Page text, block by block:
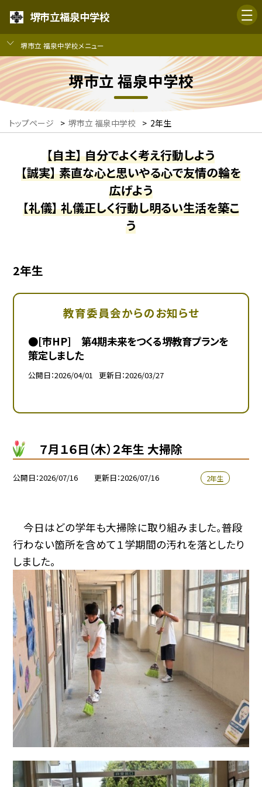
堺市立福泉中学校
堺市立 福泉中学校メニュー
堺市立 福泉中学校
トップページ > 堺市立 福泉中学校 > 2年生
【自主】 自分でよく考え行動しよう
【誠実】 素直な心と思いやる心で友情の輪を
広げよう
【礼儀】 礼儀正しく行動し明るい生活を築こ
う
2年生
教育委員会からのお知らせ
●[市HP] 第4期未来をつくる堺教育プランを
策定しました
公開日 2026/04/01 更新日 2026/03/27
７月１６日（木）２年生 大掃除
公開日 2026/07/16 更新日 2026/07/16 2年生
今日はどの学年も大掃除に取り組みました。普段
行わない箇所を含めて１学期間の汚れを落としたり
しました。